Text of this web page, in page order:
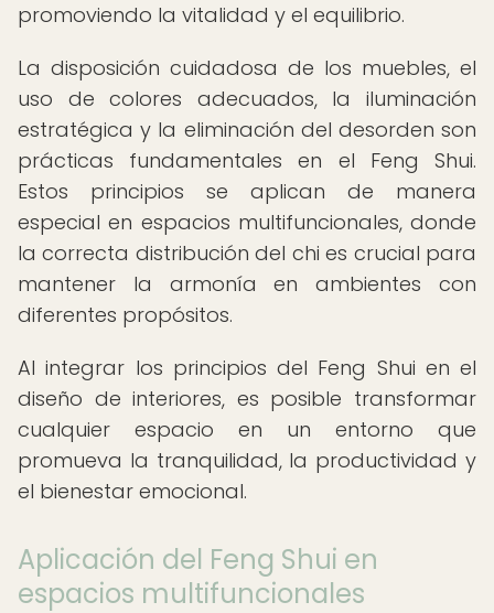
promoviendo la vitalidad y el equilibrio.
La disposición cuidadosa de los muebles, el
uso de colores adecuados, la iluminación
estratégica y la eliminación del desorden son
prácticas fundamentales en el Feng Shui.
Estos principios se aplican de manera
especial en espacios multifuncionales, donde
la correcta distribución del chi es crucial para
mantener la armonía en ambientes con
diferentes propósitos.
Al integrar los principios del Feng Shui en el
diseño de interiores, es posible transformar
cualquier espacio en un entorno que
promueva la tranquilidad, la productividad y
el bienestar emocional.
Aplicación del Feng Shui en
espacios multifuncionales